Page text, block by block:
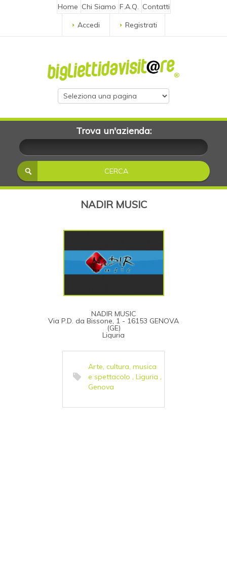
Home Chi Siamo F.A.Q. Contatti
Accedi
Registrati
Trova un'azienda:
NADIR MUSIC
NADIR MUSIC
Via P.D. da Bissone, 1 - 16153 GENOVA
(GE)
Liguria
Arte, cultura, musica
e spettacolo , Liguria ,
Genova